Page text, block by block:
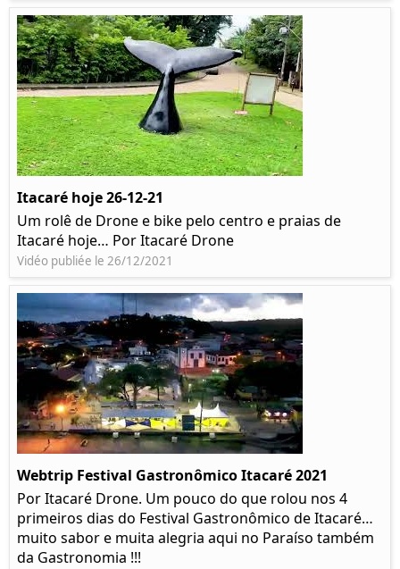
Itacaré hoje 26-12-21
Um rolê de Drone e bike pelo centro e praias de
Itacaré hoje… Por Itacaré Drone
Vidéo publiée le 26/12/2021
Webtrip Festival Gastronômico Itacaré 2021
Por Itacaré Drone. Um pouco do que rolou nos 4
primeiros dias do Festival Gastronômico de Itacaré…
muito sabor e muita alegria aqui no Paraíso também
da Gastronomia !!!